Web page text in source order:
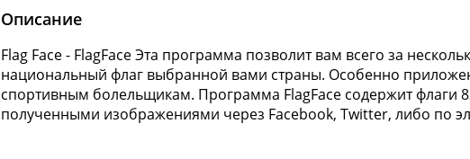
Описание
Flag Face - FlagFace Эта программа позволит вам всего за
национальный флаг выбранной вами страны. Особенно
спортивным болельщикам. Программа FlagFace содержит флаги
полученными изображениями через Facebook, Twitter, либо по